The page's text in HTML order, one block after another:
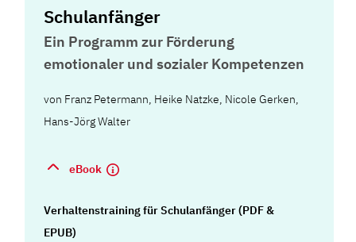
Schulanfänger
Ein Programm zur Förderung
emotionaler und sozialer Kompetenzen
von Franz Petermann, Heike Natzke, Nicole Gerken,
Hans-Jörg Walter
eBook
Verhaltenstraining für Schulanfänger (PDF &
EPUB)